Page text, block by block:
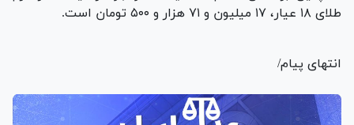
طلای ۱۸ عیار، ۱۷ میلیون و ۷۱ هزار و ۵۰۰ تومان است.
انتهای پیام/